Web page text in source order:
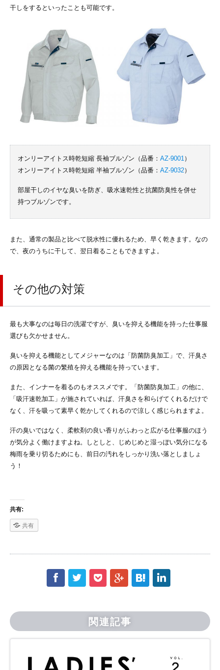
干しをするといったことも可能です。
オンリーアイトス時乾短縮 長袖ブルゾン（品番： AZ-9001 ）
オンリーアイトス時乾短縮 半袖ブルゾン（品番： AZ-9032）
部屋干しのイヤな臭いを防ぎ、吸水速乾性と抗菌防臭性を併せ
持つブルゾンです。
また、通常の製品と比べて脱水性に優れるため、早く乾きます。なの
で、夜のうちに干して、翌日着ることもできますよ。
その他の対策
最も大事なのは毎日の洗濯ですが、臭いを抑える機能を持った仕事服
選びも欠かせません。
臭いを抑える機能としてメジャーなのは「防菌防臭加工」で、汗臭さ
の原因となる菌の繁殖を抑える機能を持っています。
また、インナーを着るのもオススメです。「防菌防臭加工」の他に、
「吸汗速乾加工」が施されていれば、汗臭さを和らげてくれるだけで
なく、汗を吸って素早く乾かしてくれるので涼しく感じられますよ。
汗の臭いではなく、柔軟剤の良い香りがふわっと広がる仕事服のほう
が気分よく働けますよね。しとしと、じめじめと湿っぽい気分になる
梅雨を乗り切るためにも、前日の汚れをしっかり洗い落としましょ
う！
共有:
共有
f t p g h l
関連記事